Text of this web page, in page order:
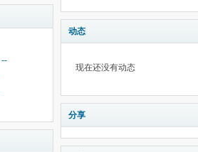
--
动态
现在还没有动态
分享